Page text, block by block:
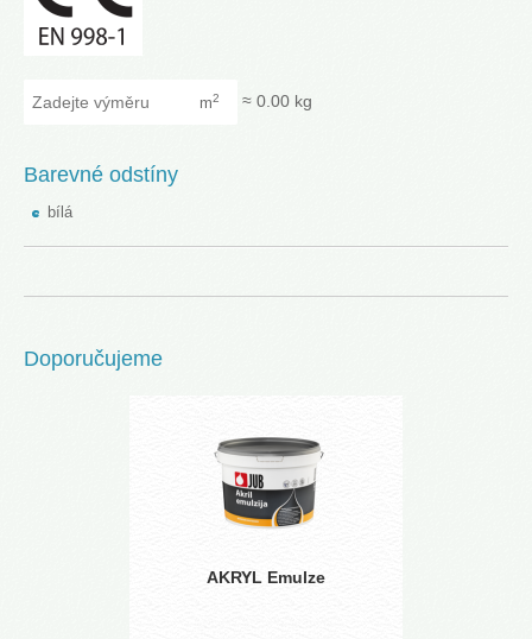
m2 ≈ 0.00 kg
Barevné odstíny
bílá
Doporučujeme
AKRYL Emulze